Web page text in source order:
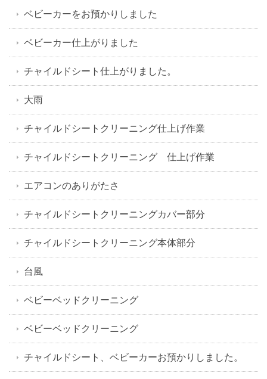
ベビーカーをお預かりしました
ベビーカー仕上がりました
チャイルドシート仕上がりました。
大雨
チャイルドシートクリーニング仕上げ作業
チャイルドシートクリーニング 仕上げ作業
エアコンのありがたさ
チャイルドシートクリーニングカバー部分
チャイルドシートクリーニング本体部分
台風
ベビーベッドクリーニング
ベビーベッドクリーニング
チャイルドシート、ベビーカーお預かりしました。